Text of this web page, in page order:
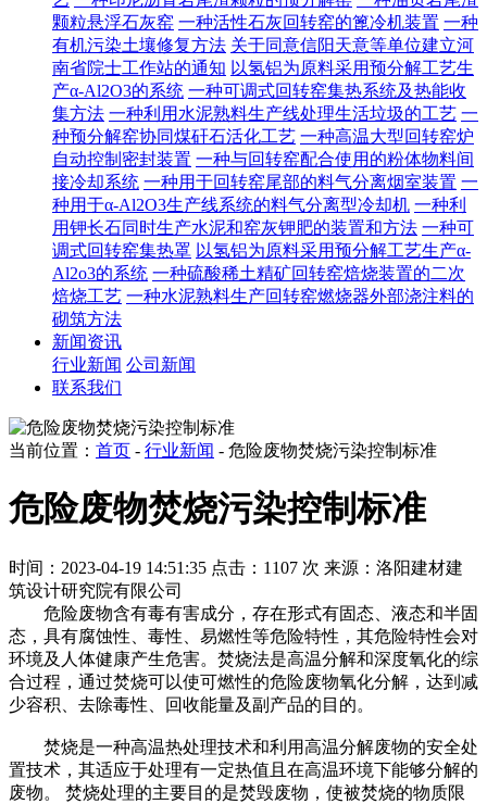
颗粒悬浮石灰窑 一种活性石灰回转窑的篦冷机装置 一种
有机污染土壤修复方法 关于同意信阳天意等单位建立河
南省院士工作站的通知 以氢铝为原料采用预分解工艺生
产α-Al2O3的系统 一种可调式回转窑集热系统及热能收
集方法 一种利用水泥熟料生产线处理生活垃圾的工艺 一
种预分解窑协同煤矸石活化工艺 一种高温大型回转窑炉
自动控制密封装置 一种与回转窑配合使用的粉体物料间
接冷却系统 一种用于回转窑尾部的料气分离烟室装置 一
种用于α-Al2O3生产线系统的料气分离型冷却机 一种利
用钾长石同时生产水泥和窑灰钾肥的装置和方法 一种可
调式回转窑集热罩 以氢铝为原料采用预分解工艺生产α-
Al2o3的系统 一种硫酸稀土精矿回转窑焙烧装置的二次
焙烧工艺 一种水泥熟料生产回转窑燃烧器外部浇注料的
砌筑方法
新闻资讯
行业新闻 公司新闻
联系我们
当前位置： 首页 - 行业新闻 - 危险废物焚烧污染控制标准
危险废物焚烧污染控制标准
时间：2023-04-19 14:51:35 点击：1107 次 来源：洛阳建材建
筑设计研究院有限公司
危险废物含有毒有害成分，存在形式有固态、液态和半固
态，具有腐蚀性、毒性、易燃性等危险特性，其危险特性会对
环境及人体健康产生危害。焚烧法是高温分解和深度氧化的综
合过程，通过焚烧可以使可燃性的危险废物氧化分解，达到减
少容积、去除毒性、回收能量及副产品的目的。
焚烧是一种高温热处理技术和利用高温分解废物的安全处
置技术，其适应于处理有一定热值且在高温环境下能够分解的
废物。 焚烧处理的主要目的是焚毁废物，使被焚烧的物质限